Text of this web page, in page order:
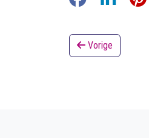
Vorige